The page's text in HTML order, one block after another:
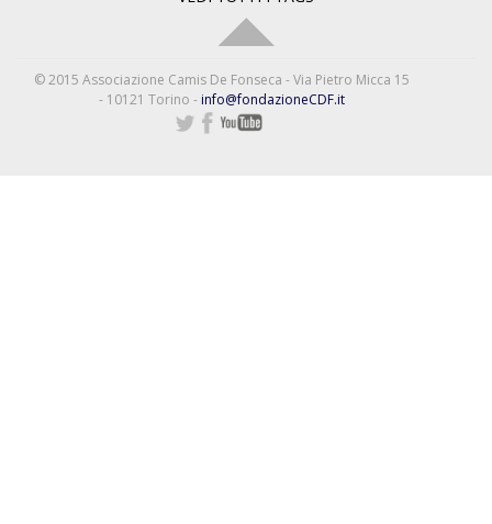
© 2015 Associazione Camis De Fonseca - Via Pietro Micca 15
- 10121 Torino - info@fondazioneCDF.it